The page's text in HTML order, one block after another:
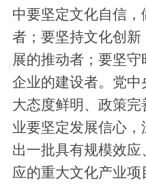
中要坚定文化自信
者；要坚持文化创
展的推动者；要坚
企业的建设者。党
大态度鲜明、政策
业要坚定发展信心
出一批具有规模效
应的重大文化产业